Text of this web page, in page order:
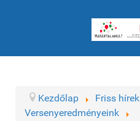
Kezdőlap
Friss hírek
Versenyeredményeink